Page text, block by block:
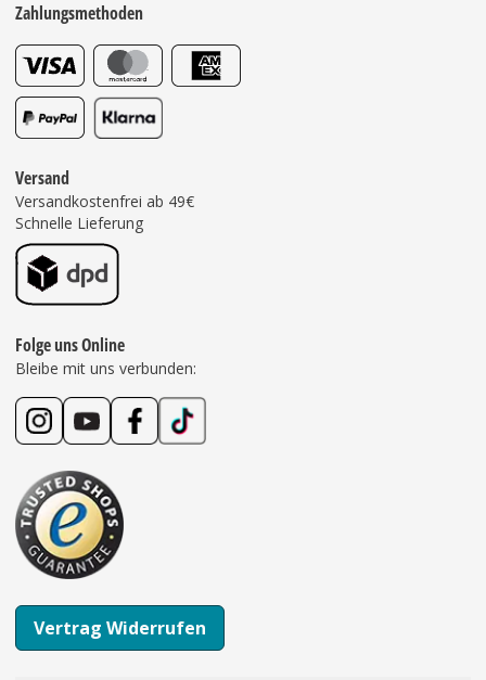
Zahlungsmethoden
Versand
Versandkostenfrei ab 49€
Schnelle Lieferung
Folge uns Online
Bleibe mit uns verbunden:
Vertrag Widerrufen